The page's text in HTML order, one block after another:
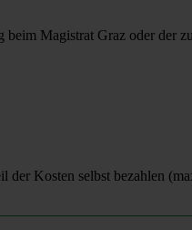
Magistrat Graz oder der
der Kosten selbst bezahlen